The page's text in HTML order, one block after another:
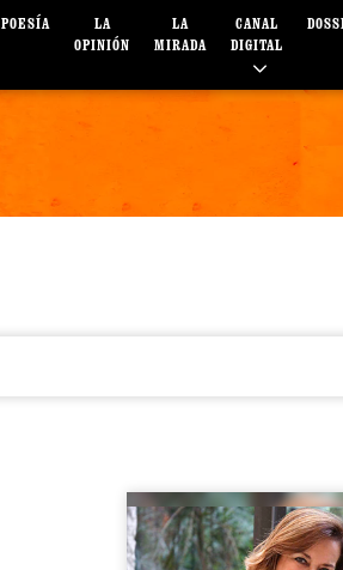
POESÍA
LA
OPINIÓN
LA
MIRADA
CANAL
DIGITAL